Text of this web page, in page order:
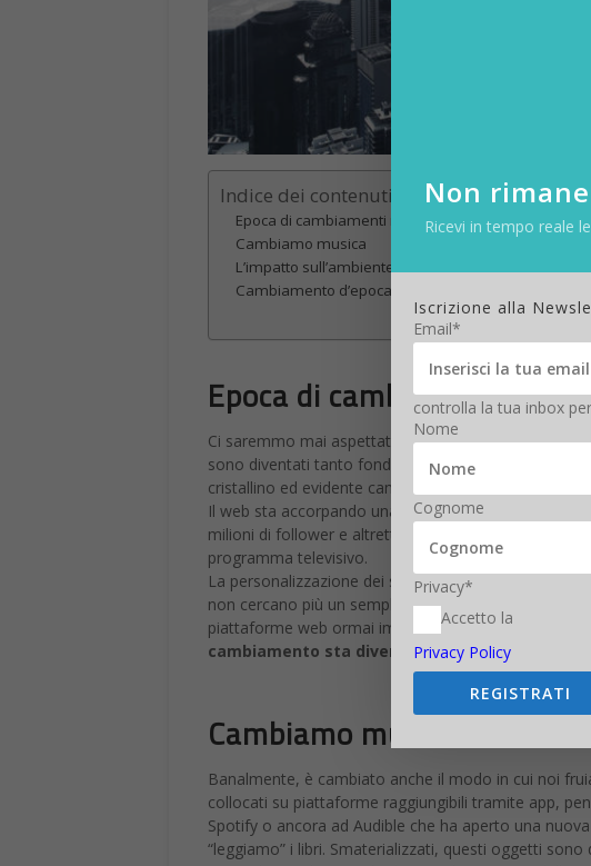
Indice dei contenuti
Epoca di cambiamenti radicali
Cambiamo musica
L’impatto sull’ambiente
Cambiamento d’epoca
Epoca di cambiamenti
Ci saremmo mai aspettati, non più di 5 anni fa, di
sono diventati tanto fondamentali nelle abitudini di
cristallino ed evidente cambio di paradigma.
Il web sta accorpando una grande fetta
milioni di follower e altrettanti milioni di
programma televisivo.
La personalizzazione dei servizi, dei prodotti,
non cercano più un semplice prodotto o servizio
piattaforme web ormai imparano dalle nostre
cambiamento sta diventando sempre più su
Cambiamo musica
Banalmente, è cambiato anche il modo in cui noi
collocati su piattaforme raggiungibili tramite app,
Spotify o ancora ad Audible che ha aperto una
“leggiamo” i libri. Smaterializzati, questi oggetti
Non
Ricevi in tempo reale
Iscrizione alla
Email*
controlla la tua inbox
Nome
Cognome
Privacy*
Accetto la
Privacy Policy
REGISTRATI